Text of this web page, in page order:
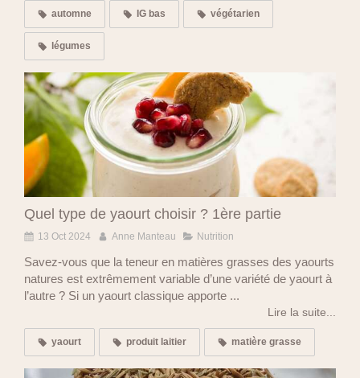
automne IG bas végétarien
légumes
Quel type de yaourt choisir ? 1ère partie
13 Oct 2024 Anne Manteau Nutrition
Savez-vous que la teneur en matières grasses des yaourts
natures est extrêmement variable d’une variété de yaourt à
l’autre ? Si un yaourt classique apporte ...
Lire la suite...
yaourt produit laitier matière grasse